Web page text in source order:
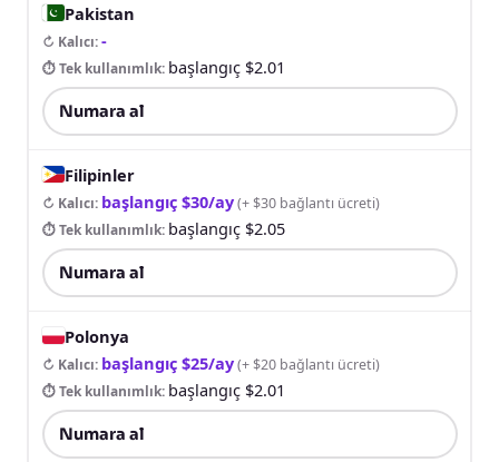
Pakistan
↻ Kalıcı:-
⏱ Tek kullanımlık: başlangıç $2.01
Numara al
Filipinler
↻ Kalıcı: başlangıç $30/ay(+ $30 bağlantı ücreti)
⏱ Tek kullanımlık: başlangıç $2.05
Numara al
Polonya
↻ Kalıcı: başlangıç $25/ay(+ $20 bağlantı ücreti)
⏱ Tek kullanımlık: başlangıç $2.01
Numara al